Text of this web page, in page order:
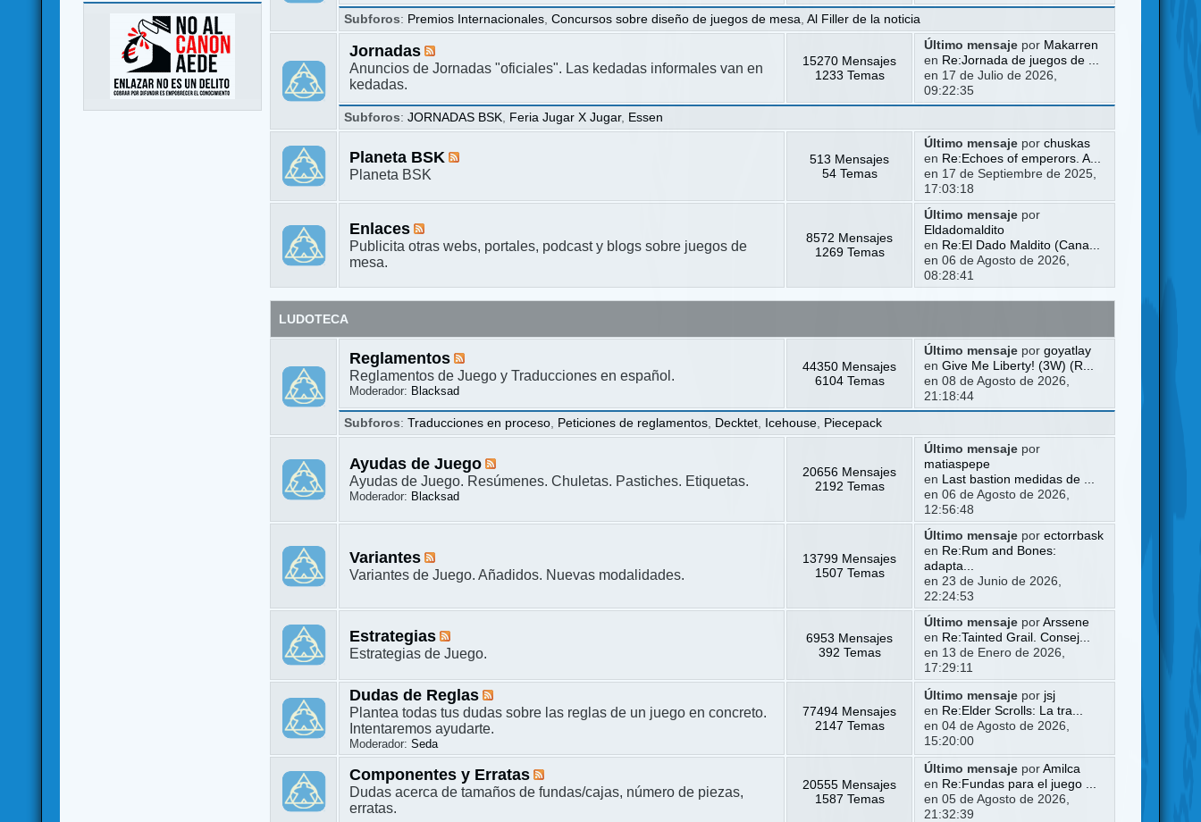
Subforos: Premios Internacionales ,Concursos sobre diseño de juegos de mesa ,Al Filler de la noticia
Jornadas
Anuncios de Jornadas "oficiales". Las kedadas informales van en
kedadas.
15270 Mensajes
1233 Temas
Último mensajepor Makarren
en Re:Jornada de juegos de ...
en 17 de Julio de 2026,
09:22:35
Subforos:JORNADAS BSK Feria Jugar X Jugar, Essen
Planeta BSK
Planeta BSK
513 Mensajes
54 Temas
Último mensajepor chuskas
en Re:Echoes of emperors. A...
en 17 de Septiembre de 2025,
17:03:18
Enlaces
Publicita otras webs, portales, podcast y blogs sobre juegos de
mesa.
8572 Mensajes
1269 Temas
Último mensajepor
Eldadomaldito
en Re:El Dado Maldito (Cana...
en 06 de Agosto de 2026,
08:28:41
LUDOTECA
Reglamentos
Reglamentos de Juego y Traducciones en español.
Moderador: Blacksad
44350 Mensajes
6104 Temas
Último mensajepor goyatlay
en Give Me Liberty! (3W) (R...
en 08 de Agosto de 2026,
21:18:44
Subforos:Traducciones en proceso Peticiones de reglamentos Decktet Icehouse Piecepack
Ayudas de Juego
Ayudas de Juego. Resúmenes. Chuletas. Pastiches. Etiquetas.
Moderador: Blacksad
20656 Mensajes
2192 Temas
Último mensajepor
matiaspepe
en
Last bastion medidas de ...
en 06 de Agosto de 2026,
12:56:48
Variantes
Variantes de Juego. Añadidos. Nuevas modalidades.
13799 Mensajes
1507 Temas
Último mensajepor ectorrbask
en Re:Rum and Bones:
adapta...
en 23 de Junio de 2026,
22:24:53
Estrategias
Estrategias de Juego.
6953 Mensajes
392 Temas
Último mensajepor Arssene
en Re:Tainted Grail. Consej...
en 13 de Enero de 2026,
17:29:11
Dudas de Reglas
Plantea todas tus dudas sobre las reglas de un juego en concreto.
Intentaremos ayudarte.
Moderador:Seda
77494 Mensajes
2147 Temas
Último mensajepor jsj
en Re:Elder Scrolls: La tra...
en 04 de Agosto de 2026,
15:20:00
Componentes y Erratas
Dudas acerca de tamaños de fundas/cajas, número de piezas,
erratas.
20555 Mensajes
1587 Temas
Último mensajepor Amilca
en Re:Fundas para el juego ...
en 05 de Agosto de 2026,
21:32:39